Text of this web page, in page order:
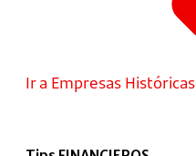
Ir a Empresas Históricas